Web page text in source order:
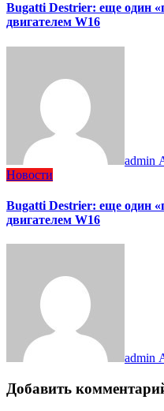
Bugatti Destrier: еще один
двигателем W16
admin
Новости
Bugatti Destrier: еще один
двигателем W16
admin
Добавить